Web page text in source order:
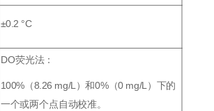
±0.2 °C
DO荧光法：
100%（8.26 mg/L）和0%（0 mg/L）下的
一个或两个点自动校准。